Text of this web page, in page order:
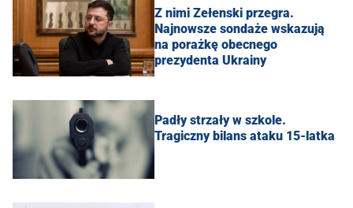
Z nimi Zełenski przegra.
Najnowsze sondaże wskazują
na porażkę obecnego
prezydenta Ukrainy
Padły strzały w szkole.
Tragiczny bilans ataku 15-latka